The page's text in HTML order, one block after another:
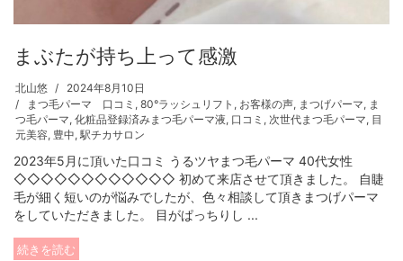
まぶたが持ち上って感激
北山悠
2024年8月10日
まつ毛パーマ 口コミ , 80°ラッシュリフト , お客様の声, まつげパーマ, ま
つ毛パーマ, 化粧品登録済みまつ毛パーマ液, 口コミ , 次世代まつ毛パーマ, 目
元美容, 豊中, 駅チカサロン
2023年5月に頂いた口コミ うるツヤまつ毛パーマ 40代女性
◇◇◇◇◇◇◇◇◇◇◇◇ 初めて来店させて頂きました。 自睫
毛が細く短いのが悩みでしたが、色々相談して頂きまつげパーマ
をしていただきました。 目がぱっちりし ...
続きを読む